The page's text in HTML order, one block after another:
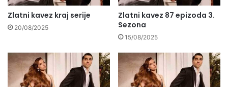
Zlatni kavez kraj serije
20/08/2025
Zlatni kavez 87 epizoda 3.
Sezona
15/08/2025